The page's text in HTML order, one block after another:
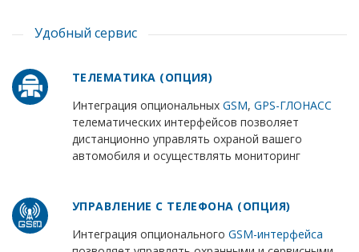
Удобный сервис
ТЕЛЕМАТИКА (ОПЦИЯ)
Интеграция опциональных GSM, GPS-ГЛОНАСС
телематических интерфейсов позволяет
дистанционно управлять охраной вашего
автомобиля и осуществлять мониторинг
УПРАВЛЕНИЕ С ТЕЛЕФОНА (ОПЦИЯ)
Интеграция опционального GSM-интерфейса